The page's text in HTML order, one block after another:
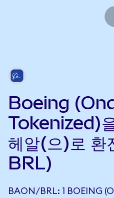
Boeing
Tokenized)
헤알(으)로
BRL)
BAON/BRL: 1 BOEING